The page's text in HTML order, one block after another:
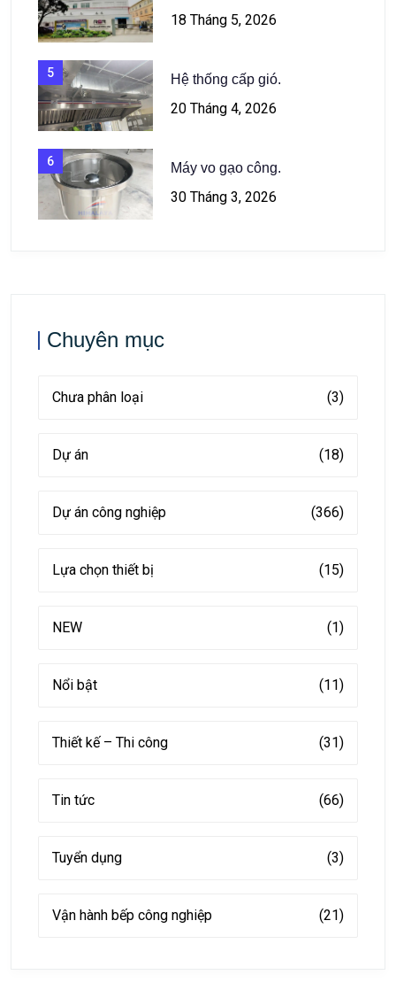
18 Tháng 5, 2026
5 Hệ thống cấp gió.
20 Tháng 4, 2026
6 Máy vo gạo công.
30 Tháng 3, 2026
Chuyên mục
Chưa phân loại (3)
Dự án (18)
Dự án công nghiệp (366)
Lựa chọn thiết bị (15)
NEW (1)
Nổi bật (11)
Thiết kế – Thi công (31)
Tin tức (66)
Tuyển dụng (3)
Vận hành bếp công nghiệp (21)